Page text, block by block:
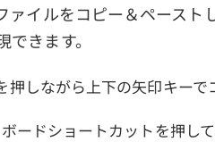
ァイルをコピー＆ペースト
きます。
しながら上下の矢印キー
ードショートカットを押し